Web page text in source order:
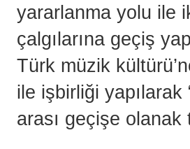
yararlanma yolu ile
çalgılarına geçiş
Türk müzik
ile işbirliği
arası geçişe